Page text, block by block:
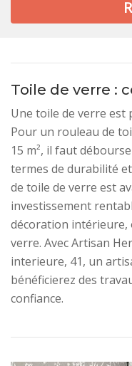
Toile de verre :
Une toile de verre est
Pour un rouleau de
15 m², il faut
termes de durabilité
de toile de verre est
investissement
décoration intérieure,
verre. Avec Artisan
interieure, 41, un
bénéficierez des
confiance.